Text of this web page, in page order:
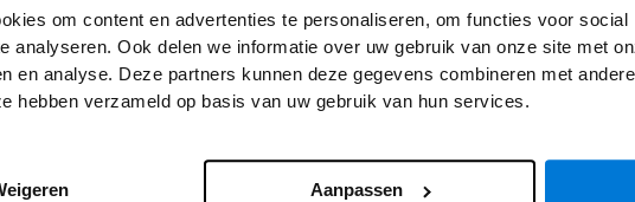
om content en advertenties te personaliseren, om functies voor
analyseren. Ook delen we informatie over uw gebruik van onze site met
en analyse. Deze partners kunnen deze gegevens combineren met
hebben verzameld op basis van uw gebruik van hun services.
Aanpassen
aclient-side exception has occurred while loadingwww.asv.nl(see the